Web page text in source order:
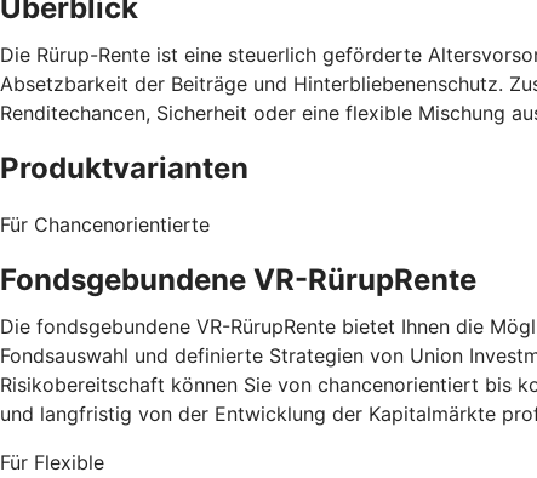
Überblick
Die Rürup-Rente ist eine steuerlich geförderte
Absetzbarkeit der Beiträge und Hinterbliebenenschutz.
Renditechancen, Sicherheit oder eine flexible Mischung
Produktvarianten
Für Chancenorientierte
Fondsgebundene VR-RürupRente
Die fondsgebundene VR-RürupRente bietet Ihnen die
Fondsauswahl und definierte Strategien von Union
Risikobereitschaft können Sie von chancenorientiert bis
und langfristig von der Entwicklung der Kapitalmärkte
Für Flexible